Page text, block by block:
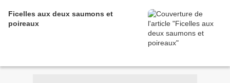
Ficelles aux deux saumons et
poireaux